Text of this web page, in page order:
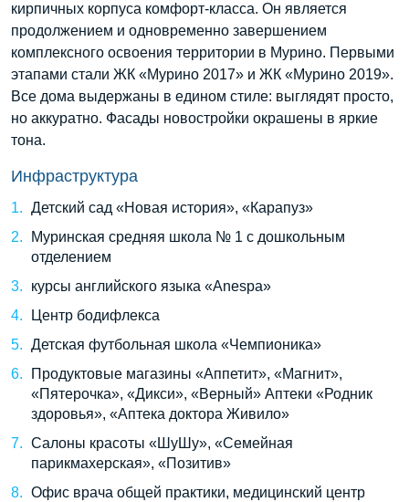
кирпичных корпуса комфорт-класса. Он является
продолжением и одновременно завершением
комплексного освоения территории в Мурино. Первыми
этапами стали ЖК «Мурино 2017» и ЖК «Мурино 2019».
Все дома выдержаны в едином стиле: выглядят просто,
но аккуратно. Фасады новостройки окрашены в яркие
тона.
Инфраструктура
Детский сад «Новая история», «Карапуз»
Муринская средняя школа № 1 с дошкольным
отделением
курсы английского языка «Anespa»
Центр бодифлекса
Детская футбольная школа «Чемпионика»
Продуктовые магазины «Аппетит», «Магнит»,
«Пятерочка», «Дикси», «Верный» Аптеки «Родник
здоровья», «Аптека доктора Живило»
Салоны красоты «ШуШу», «Семейная
парикмахерская», «Позитив»
Офис врача общей практики, медицинский центр